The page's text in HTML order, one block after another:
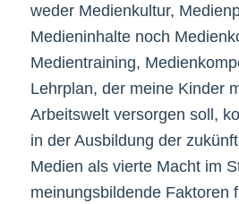
weder Medienkultur,
Medieninhalte noch
Medientraining,
Lehrplan, der meine Kinder
Arbeitswelt versorgen soll,
in der Ausbildung der
Medien als vierte Macht im
meinungsbildende Faktoren